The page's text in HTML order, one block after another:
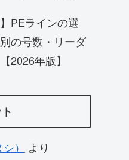
PEラインの選
の号数・リーダ
2026年版】
）
より